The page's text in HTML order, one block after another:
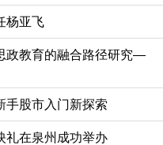
杨亚飞
政教育的融合路径研究—
手股市入门新探索
礼在泉州成功举办